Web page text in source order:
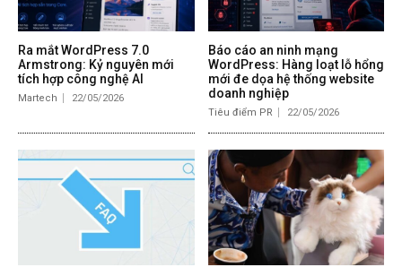
Ra mắt WordPress 7.0
Armstrong: Kỷ nguyên mới
tích hợp công nghệ AI
Martech 22/05/2026
Báo cáo an ninh mạng
WordPress: Hàng loạt lỗ hổng
mới đe dọa hệ thống website
doanh nghiệp
Tiêu điểm PR 22/05/2026